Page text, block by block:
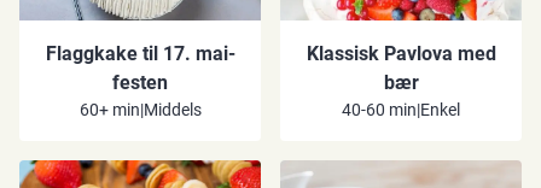
Flaggkake til 17. mai-
festen
60+ min|Middels
Klassisk Pavlova med
bær
40-60 min|Enkel